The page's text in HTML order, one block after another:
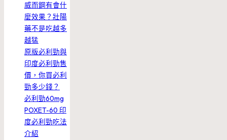
威而鋼有會什
麼效果？壯陽
藥不是吃越多
越猛
原版必利勁與
印度必利勁售
價，你買必利
勁多少錢？
必利勁60mg
POXET-60 印
度必利勁吃法
介紹